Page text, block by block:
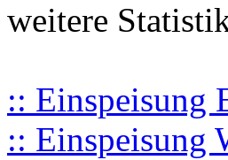
weitere
:: Einspeisung
:: Einspeisung